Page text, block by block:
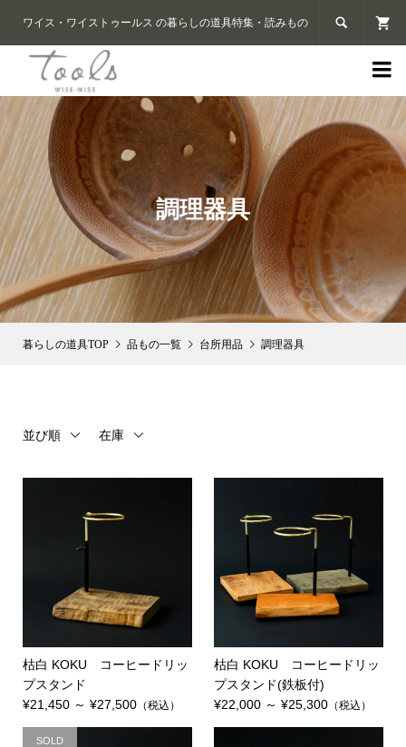
ワイス・ワイストゥールス の暮らしの道具特集・読みもの 

調理器具
品もの一覧 台所用品 調理器具
並び順 在庫
枯白 KOKU コーヒードリッ
プスタンド
¥21,450 ～ ¥27,500（税込）
枯白 KOKU コーヒードリッ
プスタンド(鉄板付)
¥22,000 ～ ¥25,300 （税込）
SOLD